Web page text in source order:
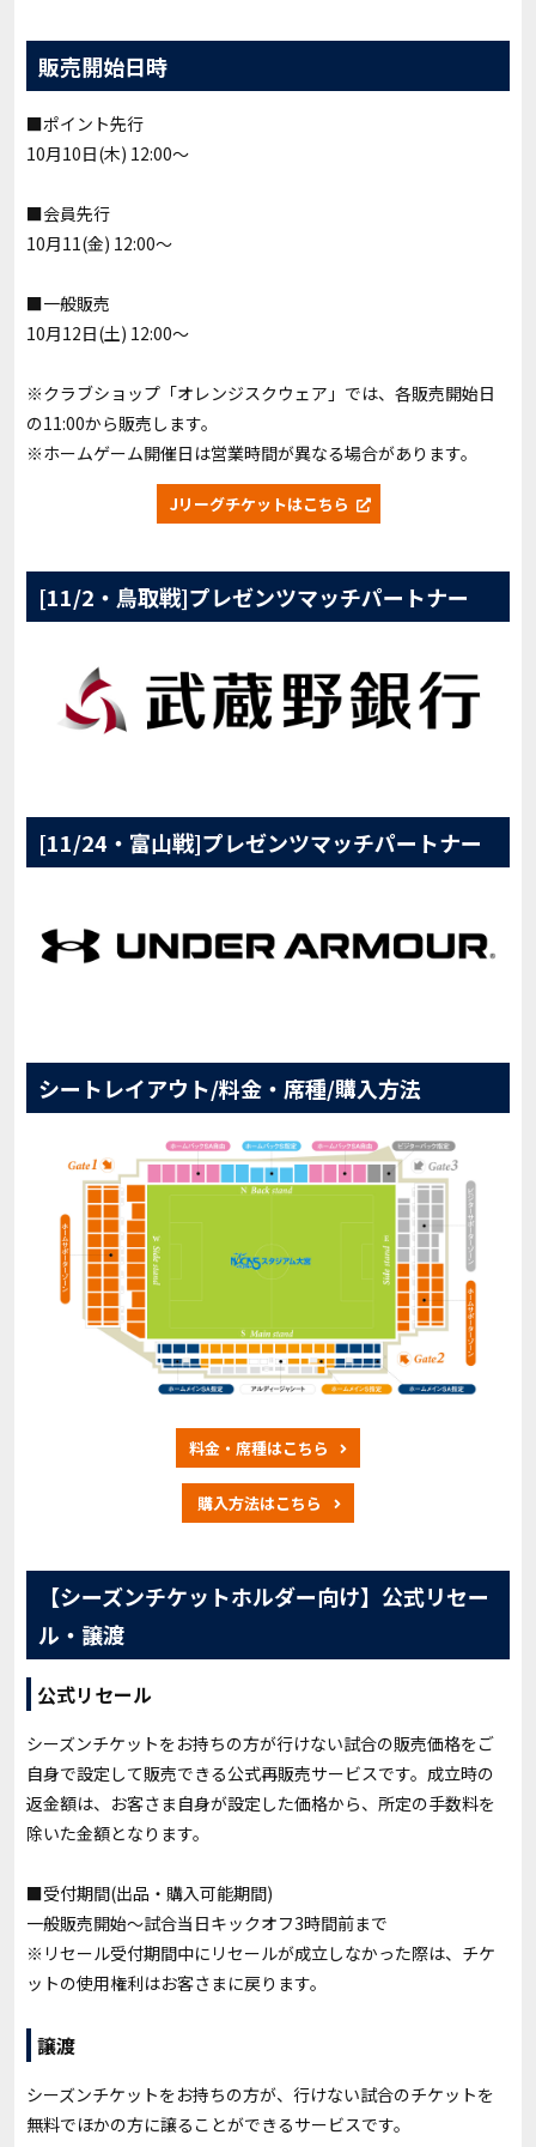
販売開始日時
■ポイント先行
10月10日(木) 12:00～
■会員先行
10月11(金) 12:00～
■一般販売
10月12日(土) 12:00～
※クラブショップ「オレンジスクウェア」では、各販売開始日
の11:00から販売します。
※ホームゲーム開催日は営業時間が異なる場合があります。
Jリーグチケットはこちら
[11/2・鳥取戦]プレゼンツマッチパートナー
[11/24・富山戦]プレゼンツマッチパートナー
シートレイアウト/料金・席種/購入方法
料金・席種はこちら
購入方法はこちら
【シーズンチケットホルダー向け】公式リセー
ル・譲渡
公式リセール
シーズンチケットをお持ちの方が行けない試合の販売価格をご
自身で設定して販売できる公式再販売サービスです。成立時の
返金額は、お客さま自身が設定した価格から、所定の手数料を
除いた金額となります。
■受付期間(出品・購入可能期間)
一般販売開始～試合当日キックオフ3時間前まで
※リセール受付期間中にリセールが成立しなかった際は、チケ
ットの使用権利はお客さまに戻ります。
譲渡
シーズンチケットをお持ちの方が、行けない試合のチケットを
無料でほかの方に譲ることができるサービスです。